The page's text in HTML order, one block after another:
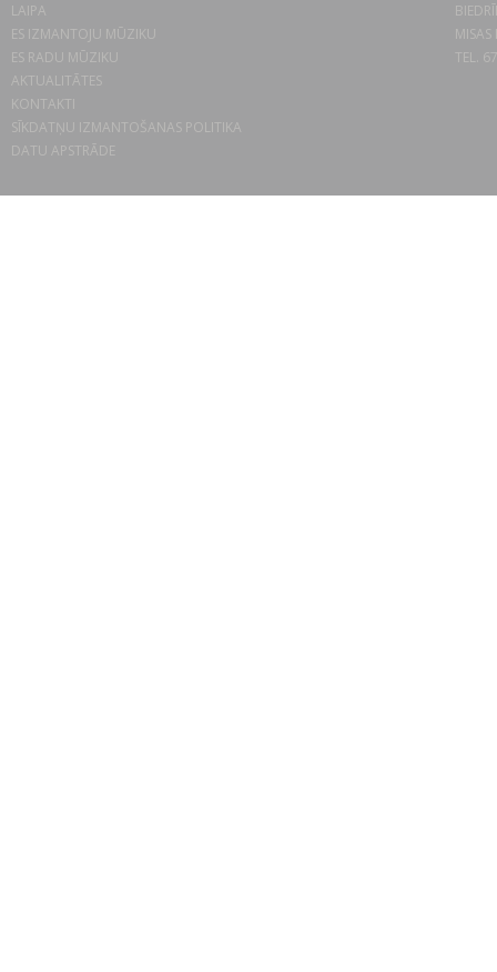
LAIPA
ES IZMANTOJU MŪZIKU
ES RADU MŪZIKU
AKTUALITĀTES
KONTAKTI
SĪKDATŅU IZMANTOŠANAS POLITIKA
DATU APSTRĀDE
TEL.